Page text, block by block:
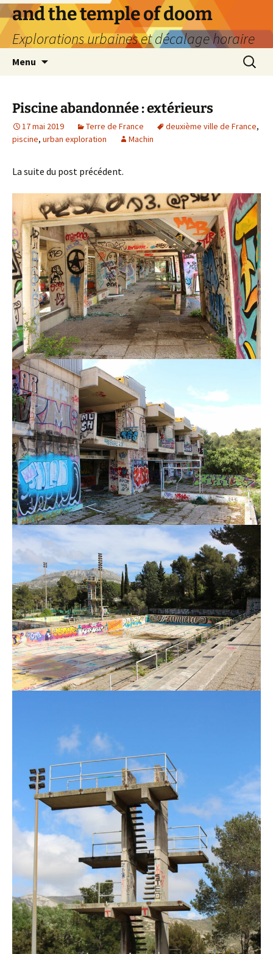
Aller
au
contenu
and the temple of doom
Explorations urbaines et décalage horaire
Menu
Piscine abandonnée : extérieurs
17 mai 2019 Terre de France deuxième ville de France,
piscine, urban exploration Machin
La suite du post précédent.